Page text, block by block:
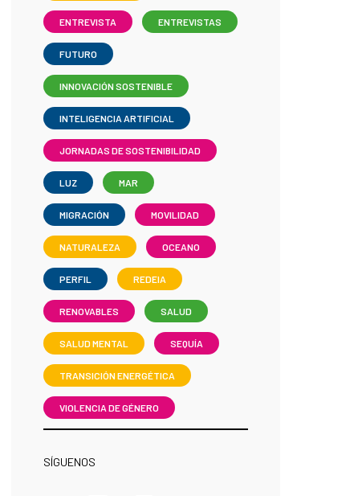
ENTREVISTA ENTREVISTAS
FUTURO
INNOVACIÓN SOSTENIBLE
INTELIGENCIA ARTIFICIAL
JORNADAS DE SOSTENIBILIDAD
LUZ MAR
MIGRACIÓN MOVILIDAD
NATURALEZA OCEANO
PERFIL REDEIA
RENOVABLES SALUD
SALUD MENTAL SEQUÍA
TRANSICIÓN ENERGÉTICA
VIOLENCIA DE GÉNERO
SÍGUENOS